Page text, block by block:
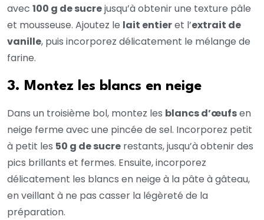
avec 100 g de sucrejusqu’à obtenir une texture pâle
et mousseuse. Ajoutez le lait entieret l’extrait de
vanille, puis incorporez délicatement le mélange de
farine.
3. Montez les blancs en neige
Dans un troisième bol, montez les blancs d’œufsen
neige ferme avec une pincée de sel. Incorporez petit
à petit les 50 g de sucre restants, jusqu’à obtenir des
pics brillants et fermes. Ensuite, incorporez
délicatement les blancs en neige à la pâte à gâteau,
en veillant à ne pas casser la légèreté de la
préparation.